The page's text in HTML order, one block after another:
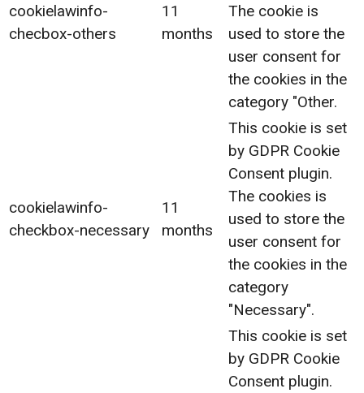
cookielawinfo-
checbox-others
11
months
The cookie is
used to store the
user consent for
the cookies in the
category "Other.
cookielawinfo-
checkbox-necessary
11
months
This cookie is set
by GDPR Cookie
Consent plugin.
The cookies is
used to store the
user consent for
the cookies in the
category
"Necessary".
This cookie is set
by GDPR Cookie
Consent plugin.